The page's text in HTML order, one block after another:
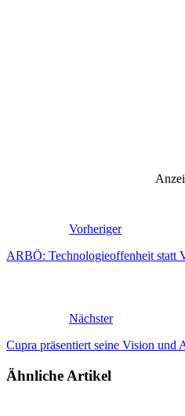
Vorheriger
ARBÖ: Technologieoffenheit statt
Nächster
Cupra präsentiert seine Vision und
Ähnliche Artikel